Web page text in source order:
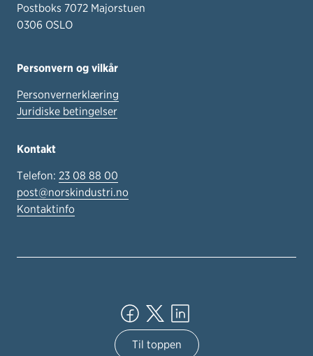
Postboks 7072 Majorstuen
0306 OSLO
Personvern og vilkår
Personvernerklæring
Juridiske betingelser
Kontakt
Telefon: 23 08 88 00
post@norskindustri.no
Kontaktinfo
Til toppen